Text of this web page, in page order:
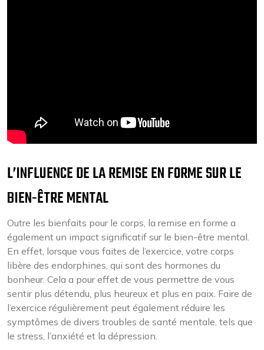
L’INFLUENCE DE LA REMISE EN FORME SUR LE
BIEN-ÊTRE MENTAL
Outre les bienfaits pour le corps, la remise en forme a
également un impact significatif sur le bien-être mental.
En effet, lorsque vous faites de l’exercice, votre corps
libère des endorphines, qui sont des hormones du
bonheur. Cela a pour effet de vous permettre de vous
sentir plus détendu, plus heureux et plus en paix. Faire de
l’exercice régulièrement peut également réduire les
symptômes de divers troubles de santé mentale, tels que
le stress, l’anxiété et la dépression.